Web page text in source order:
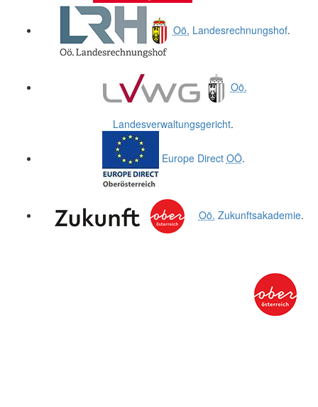
Oö. Landesrechnungshof.
Oö.
Landesverwaltungsgericht.
Europe Direct OÖ.
Oö. Zukunftsakademie.